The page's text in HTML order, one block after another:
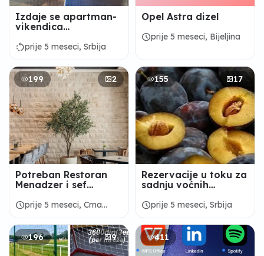
Izdaje se apartman-
vikendica
jezero
rotate_leftprije 5 meseci, Srbija
Opel Astra dizel
scheduleprije 5 meseci, Bijeljina
199 2
Potreban Restoran
Menadzer i sef
marini Crna Gora
scheduleprije 5 meseci, Crna
155 17
Rezervacije u toku za
sadnju voćnih
scheduleprije 5 meseci, Srbija
196 9 411